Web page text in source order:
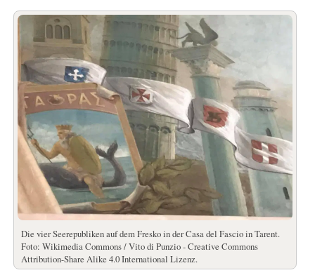
Die vier Seerepubliken auf dem Fresko in der Casa del Fascio in Tarent.
Foto: Wikimedia Commons / Vito di Punzio - Creative Commons
Attribution-Share Alike 4.0 International Lizenz.